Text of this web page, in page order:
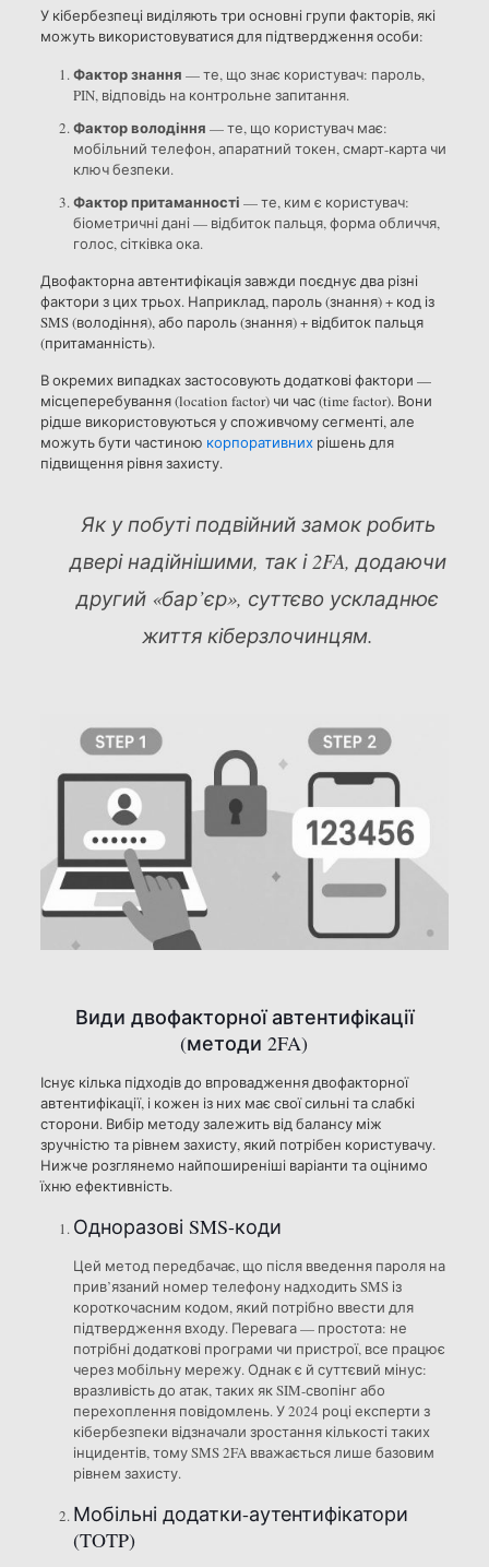
У кібербезпеці виділяють три основні групи факторів, які
можуть використовуватися для підтвердження особи:
Фактор знання — те, що знає користувач: пароль,
PIN, відповідь на контрольне запитання.
Фактор володіння — те, що користувач має:
мобільний телефон, апаратний токен, смарт-карта чи
ключ безпеки.
Фактор притаманності — те, ким є користувач:
біометричні дані — відбиток пальця, форма обличчя,
голос, сітківка ока.
Двофакторна автентифікація завжди поєднує два різні
фактори з цих трьох. Наприклад, пароль (знання) + код із
SMS (володіння), або пароль (знання) + відбиток пальця
(притаманність).
В окремих випадках застосовують додаткові фактори —
місцеперебування (location factor) чи час (time factor). Вони
рідше використовуються у споживчому сегменті, але
можуть бути частиною корпоративнихрішень для
підвищення рівня захисту.
Як у побуті подвійний замок робить
двері надійнішими, так і 2FA, додаючи
другий «бар’єр», суттєво ускладнює
життя кіберзлочинцям.
Види двофакторної автентифікації
(методи 2FA)
Існує кілька підходів до впровадження двофакторної
автентифікації, і кожен із них має свої сильні та слабкі
сторони. Вибір методу залежить від балансу між
зручністю та рівнем захисту, який потрібен користувачу.
Нижче розглянемо найпоширеніші варіанти та оцінимо
їхню ефективність.
Одноразові SMS-коди
Цей метод передбачає, що після введення пароля на
прив’язаний номер телефону надходить SMS із
короткочасним кодом, який потрібно ввести для
підтвердження входу. Перевага — простота: не
потрібні додаткові програми чи пристрої, все працює
через мобільну мережу. Однак є й суттєвий мінус:
вразливість до атак, таких як SIM-свопінг або
перехоплення повідомлень. У 2024 році експерти з
кібербезпеки відзначали зростання кількості таких
інцидентів, тому SMS 2FA вважається лише базовим
рівнем захисту.
Мобільні додатки-аутентифікатори
(TOTP)